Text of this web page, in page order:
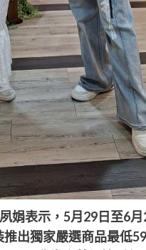
娟表示，5月29日至6月
出獨家嚴選商品最低